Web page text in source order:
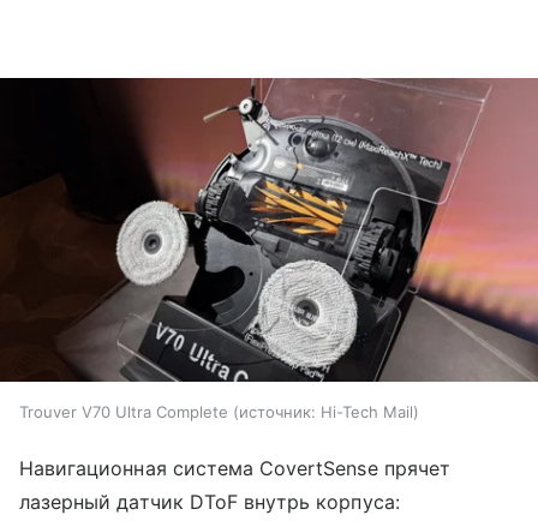
Trouver V70 Ultra Complete источник: Hi-Tech Mail
Навигационная система CovertSense прячет
лазерный датчик DToF внутрь корпуса: